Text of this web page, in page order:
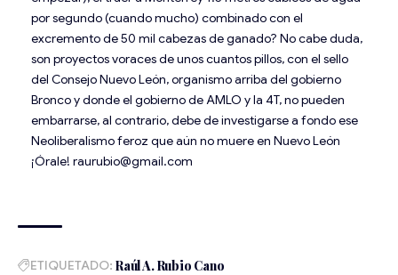
por segundo (cuando mucho) combinado con el
excremento de 50 mil cabezas de ganado? No cabe duda,
son proyectos voraces de unos cuantos pillos, con el sello
del Consejo Nuevo León, organismo arriba del gobierno
Bronco y donde el gobierno de AMLO y la 4T, no pueden
embarrarse, al contrario, debe de investigarse a fondo ese
Neoliberalismo feroz que aún no muere en Nuevo León
¡Órale! raurubio@gmail.com
ETIQUETADO: Raúl A. Rubio Cano